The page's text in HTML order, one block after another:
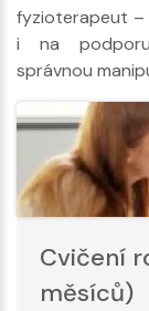
fyzioterapeut –
i na podporu
správnou
Cvičení
měsíců)